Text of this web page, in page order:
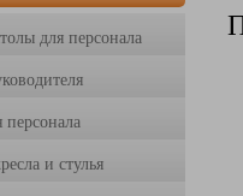
для персонала
персонала
и стулья